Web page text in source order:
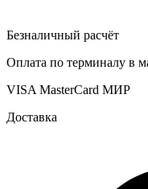
Безналичный расчёт
Оплата по терминалу в
VISA MasterCard МИР
Доставка